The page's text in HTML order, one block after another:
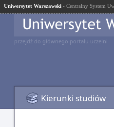
Uniwersytet Warszawski - Centralny System
przejdź do głównego portalu uczelni
Kierunki studiów